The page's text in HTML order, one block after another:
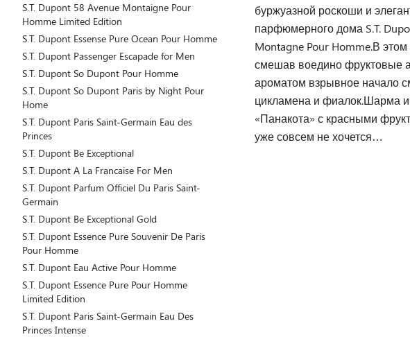
S.T. Dupont 58 Avenue Montaigne Pour
Homme Limited Edition
S.T. Dupont Essense Pure Ocean Pour Homme
S.T. Dupont Passenger Escapade for Men
S.T. Dupont So Dupont Pour Homme
S.T. Dupont So Dupont Paris by Night Pour
Home
S.T. Dupont Paris Saint-Germain Eau des
Princes
S.T. Dupont Be Exceptional
S.T. Dupont A La Francaise For Men
S.T. Dupont Parfum Officiel Du Paris Saint-
Germain
S.T. Dupont Be Exceptional Gold
S.T. Dupont Essence Pure Souvenir De Paris
Pour Homme
S.T. Dupont Eau Active Pour Homme
S.T. Dupont Essence Pure Pour Homme
Limited Edition
S.T. Dupont Paris Saint-Germain Eau Des
Princes Intense
буржуазной роскоши и
парфюмерного дома S.T.
Montagne Pour Homme.В
смешав воедино фруктовые
ароматом взрывное начало
цикламена и фиалок.Шарма и
«Панакота» с красными
уже совсем не хочется…